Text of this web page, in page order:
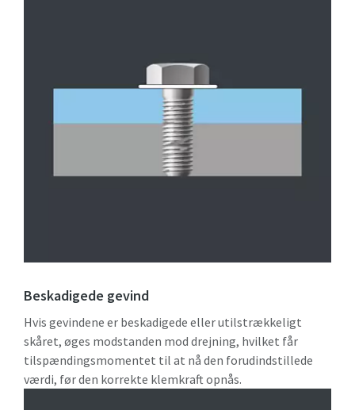
Beskadigede gevind
Hvis gevindene er beskadigede eller utilstrækkeligt
skåret, øges modstanden mod drejning, hvilket får
tilspændingsmomentet til at nå den forudindstillede
værdi, før den korrekte klemkraft opnås.